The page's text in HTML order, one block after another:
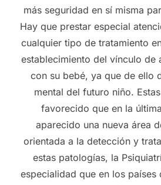
más seguridad en sí misma
Hay que prestar especial
cualquier tipo de tratamiento
establecimiento del vínculo de
con su bebé, ya que de ello
mental del futuro niño.
favorecido que en la
aparecido una nueva área
orientada a la detección y
estas patologías, la
especialidad que en los países